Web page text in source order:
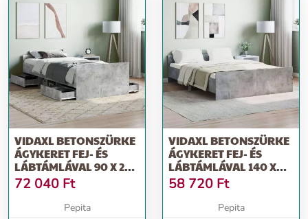
VIDAXL BETONSZÜRKE
ÁGYKERET FEJ- ÉS
LÁBTÁMLÁVAL 90 X 200
CM
72 040 Ft
Pepita
VIDAXL BETONSZÜRKE
ÁGYKERET FEJ- ÉS
LÁBTÁMLÁVAL 140 X
190 CM
58 720 Ft
Pepita